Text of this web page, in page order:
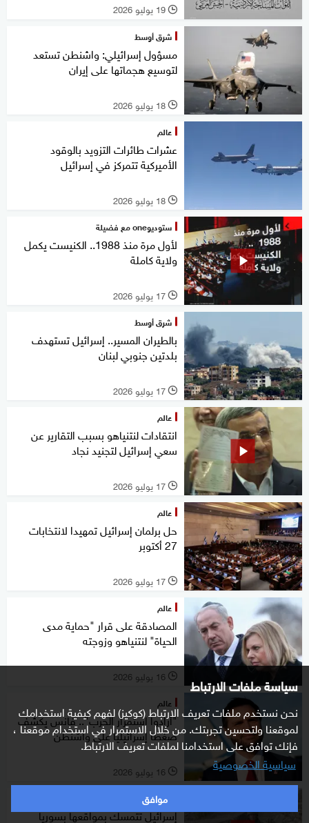
سياسة ملفات الارتباط
نحن نستخدم ملفات تعريف الارتباط (كوكيز) لفهم كيفية استخدامك
لموقعنا ولتحسين تجربتك. من خلال الاستمرار في استخدام موقعنا ،
فإنك توافق على استخدامنا لملفات تعريف الارتباط.
سياسية الخصوصية
موافق
l 19 يوليو 2026
شرق أوسط
مسؤول إسرائيلي: واشنطن تستعد
لتوسيع هجماتها على إيران
l 18 يوليو 2026
عالم
عشرات طائرات التزويد بالوقود
الأميركية تتمركز في إسرائيل
l 18 يوليو 2026
ستوديوone مع فضيلة
لأول مرة منذ 1988.. الكنيست يكمل
ولاية كاملة
l 17 يوليو 2026
شرق أوسط
بالطيران المسير.. إسرائيل تستهدف
بلدتين جنوبي لبنان
l 17 يوليو 2026
عالم
انتقادات لنتنياهو بسبب التقارير عن
سعي إسرائيل لتجنيد نجاد
l 17 يوليو 2026
عالم
حل برلمان إسرائيل تمهيدا لانتخابات
27 أكتوبر
l 17 يوليو 2026
عالم
المصادقة على قرار "حماية مدى
الحياة" لنتنياهو وزوجته
l 16 يوليو 2026
عالم
"أرادوا استمرار الحرب".. فانس يكشف
ضغطا إسرائيليا على واشنطن
l 16 يوليو 2026
شرق أوسط
إسرائيل تتمسك بمواقعها بسوريا